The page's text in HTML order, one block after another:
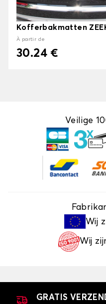
Kofferbakmatten
À partir de
30.24 €
Veilige
Wij
Wij
GRATIS